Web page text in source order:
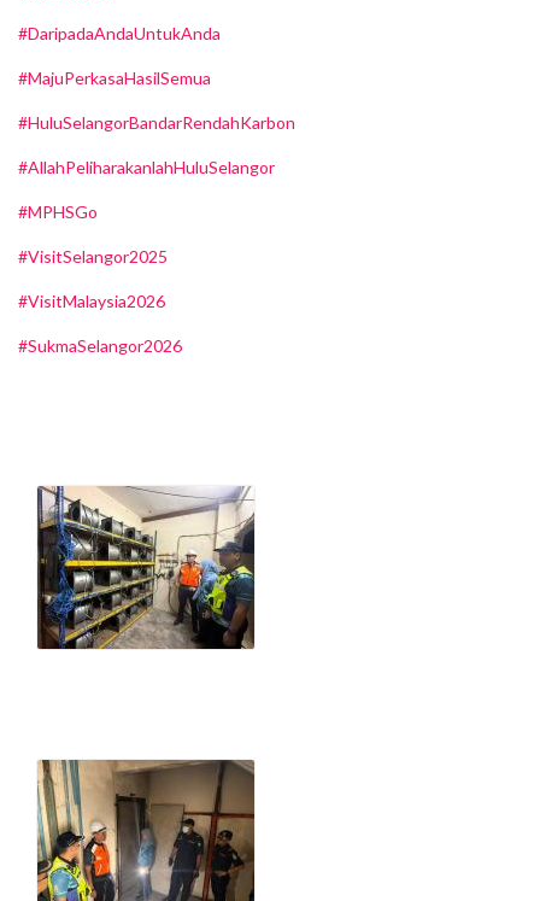
#DaripadaAndaUntukAnda
#MajuPerkasaHasilSemua
#HuluSelangorBandarRendahKarbon
#AllahPeliharakanlahHuluSelangor
#MPHSGo
#VisitSelangor2025
#VisitMalaysia2026
#SukmaSelangor2026